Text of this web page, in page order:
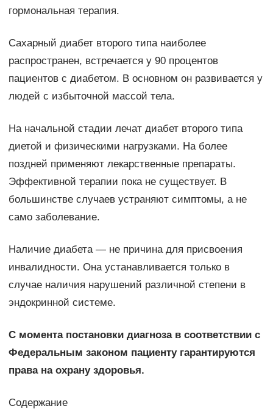
гормональная терапия.
Сахарный диабет второго типа наиболее
распространен, встречается у 90 процентов
пациентов с диабетом. В основном он развивается у
людей с избыточной массой тела.
На начальной стадии лечат диабет второго типа
диетой и физическими нагрузками. На более
поздней применяют лекарственные препараты.
Эффективной терапии пока не существует. В
большинстве случаев устраняют симптомы, а не
само заболевание.
Наличие диабета — не причина для присвоения
инвалидности. Она устанавливается только в
случае наличия нарушений различной степени в
эндокринной системе.
С момента постановки диагноза в соответствии с
Федеральным законом пациенту гарантируются
права на охрану здоровья.
Содержание